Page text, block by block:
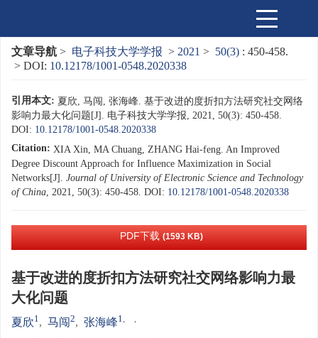
文章导航 > 电子科技大学学报 > 2021 > 50(3) : 450-458.
> DOI: 10.12178/1001-0548.2020338
引用本文: 夏欣, 马闯, 张海峰. 基于改进的度折扣方法研究社交网络
影响力最大化问题[J]. 电子科技大学学报, 2021, 50(3): 450-458.
DOI: 10.12178/1001-0548.2020338
Citation: XIA Xin, MA Chuang, ZHANG Hai-feng. An Improved
Degree Discount Approach for Influence Maximization in Social
Networks[J]. Journal of University of Electronic Science and Technology
of China, 2021, 50(3): 450-458. DOI: 10.12178/1001-0548.2020338
PDF下载 (1593 KB)
基于改进的度折扣方法研究社交网络影响力最
大化问题
夏欣1, 马闯2, 张海峰1, ,